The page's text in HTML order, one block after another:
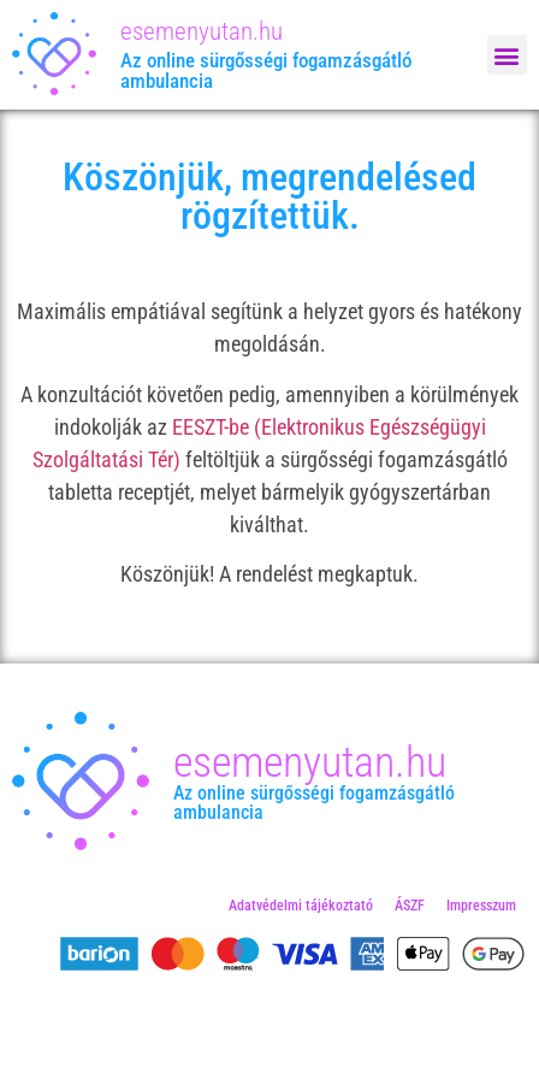
esemenyutan.hu
Az online sürgősségi fogamzásgátló
ambulancia
Köszönjük, megrendelésed
rögzítettük.
Maximális empátiával segítünk a helyzet gyors és hatékony
megoldásán.
A konzultációt követően pedig, amennyiben a körülmények
indokolják az EESZT-be (Elektronikus Egészségügyi
Szolgáltatási Tér) feltöltjük a sürgősségi fogamzásgátló
tabletta receptjét, melyet bármelyik gyógyszertárban
kiválthat.
Köszönjük! A rendelést megkaptuk.
esemenyutan.hu
Az online sürgősségi fogamzásgátló
ambulancia
Adatvédelmi tájékoztató ÁSZF Impresszum